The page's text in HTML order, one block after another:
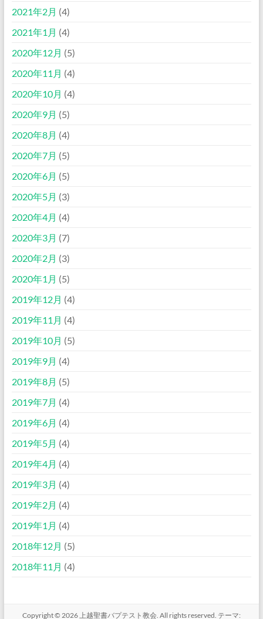
2021年2月 (4)
2021年1月 (4)
2020年12月 (5)
2020年11月 (4)
2020年10月 (4)
2020年9月 (5)
2020年8月 (4)
2020年7月 (5)
2020年6月 (5)
2020年5月 (3)
2020年4月 (4)
2020年3月 (7)
2020年2月 (3)
2020年1月 (5)
2019年12月 (4)
2019年11月 (4)
2019年10月 (5)
2019年9月 (4)
2019年8月 (5)
2019年7月 (4)
2019年6月 (4)
2019年5月 (4)
2019年4月 (4)
2019年3月 (4)
2019年2月 (4)
2019年1月 (4)
2018年12月 (5)
2018年11月 (4)
Copyright © 2026上越聖書バプテスト教会. All rights reserved. テーマ: